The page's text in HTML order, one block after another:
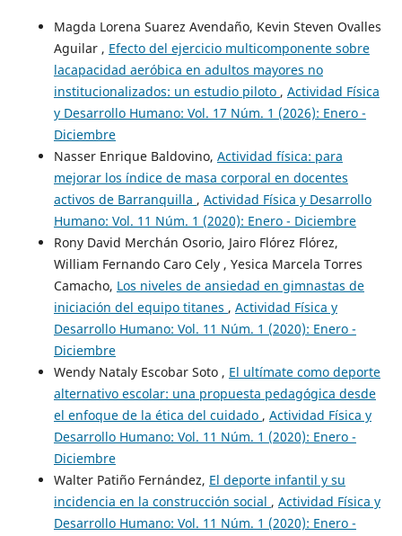
Magda Lorena Suarez Avendaño, Kevin Steven Ovalles
Aguilar , Efecto del ejercicio multicomponente sobre
lacapacidad aeróbica en adultos mayores no
institucionalizados: un estudio piloto , Actividad Física
y Desarrollo Humano: Vol. 17 Núm. 1 (2026): Enero -
Diciembre
Nasser Enrique Baldovino, Actividad física: para
mejorar los índice de masa corporal en docentes
activos de Barranquilla , Actividad Física y Desarrollo
Humano: Vol. 11 Núm. 1 (2020): Enero - Diciembre
Rony David Merchán Osorio, Jairo Flórez Flórez,
William Fernando Caro Cely , Yesica Marcela Torres
Camacho, Los niveles de ansiedad en gimnastas de
iniciación del equipo titanes , Actividad Física y
Desarrollo Humano: Vol. 11 Núm. 1 (2020): Enero -
Diciembre
Wendy Nataly Escobar Soto , El ultímate como deporte
alternativo escolar: una propuesta pedagógica desde
el enfoque de la ética del cuidado , Actividad Física y
Desarrollo Humano: Vol. 11 Núm. 1 (2020): Enero -
Diciembre
Walter Patiño Fernández, El deporte infantil y su
incidencia en la construcción social , Actividad Física y
Desarrollo Humano: Vol. 11 Núm. 1 (2020): Enero -